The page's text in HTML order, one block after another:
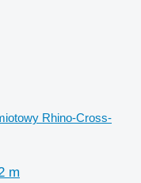
Rhino-Cross-
m